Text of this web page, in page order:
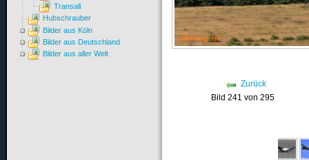
Zurück
Bild 241 von 295
Transall
Hubschrauber
Bilder aus Köln
Bilder aus Deutschland
Bilder aus aller Welt